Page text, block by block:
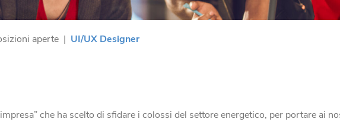
aperte | UI/UX Designer
che ha scelto di sfidare i colossi del settore energetico, per portare ai